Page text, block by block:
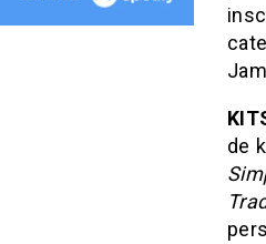
de